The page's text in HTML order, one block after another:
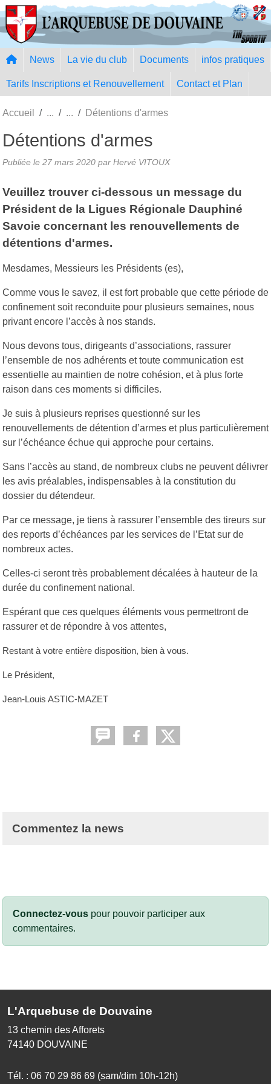
News La vie du club Documents infos pratiques
Tarifs Inscriptions et Renouvellement Contact et Plan
Accueil Détentions d'armes
Détentions d'armes
Publiée le 27 mars 2020 par Hervé VITOUX
Veuillez trouver ci-dessous un message du
Président de la Ligues Régionale Dauphiné
Savoie concernant les renouvellements de
détentions d'armes.
Mesdames, Messieurs les Présidents (es),
Comme vous le savez, il est fort probable que cette période de
confinement soit reconduite pour plusieurs semaines, nous
privant encore l’accès à nos stands.
Nous devons tous, dirigeants d’associations, rassurer
l’ensemble de nos adhérents et toute communication est
essentielle au maintien de notre cohésion, et à plus forte
raison dans ces moments si difficiles.
Je suis à plusieurs reprises questionné sur les
renouvellements de détention d’armes et plus particulièrement
sur l’échéance échue qui approche pour certains.
Sans l’accès au stand, de nombreux clubs ne peuvent délivrer
les avis préalables, indispensables à la constitution du
dossier du détendeur.
Par ce message, je tiens à rassurer l’ensemble des tireurs sur
des reports d’échéances par les services de l’Etat sur de
nombreux actes.
Celles-ci seront très probablement décalées à hauteur de la
durée du confinement national.
Espérant que ces quelques éléments vous permettront de
rassurer et de répondre à vos attentes,
Restant à votre entière disposition, bien à vous.
Le Président,
Jean-Louis ASTIC-MAZET
Commentez la news
Connectez-vous pour pouvoir participer aux
commentaires.
L'Arquebuse de Douvaine
13 chemin des Afforets
74140 DOUVAINE
Tél. : 06 70 29 86 69 (sam/dim 10h-12h)
Panneau de gestion des cookies